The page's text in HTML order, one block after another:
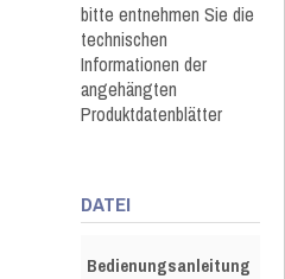
bitte entnehmen Sie die
technischen
Informationen der
angehängten
Produktdatenblätter
DATEI
Bedienungsanleitung